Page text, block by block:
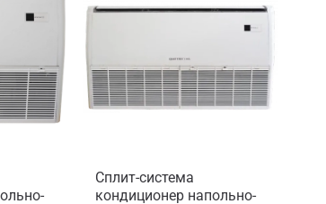
Сплит-система
кондиционер напольно-